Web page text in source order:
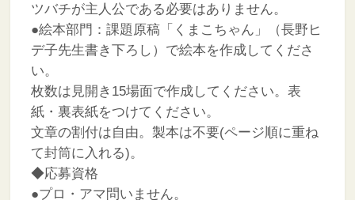
ツバチが主人公である必要はありません。
●絵本部門：課題原稿「くまこちゃん」（長野ヒ
デ子先生書き下ろし）で絵本を作成してくださ
い。
枚数は見開き15場面で作成してください。表
紙・裏表紙をつけてください。
文章の割付は自由。製本は不要(ページ順に重ね
て封筒に入れる)。
◆応募資格
●プロ・アマ問いません。